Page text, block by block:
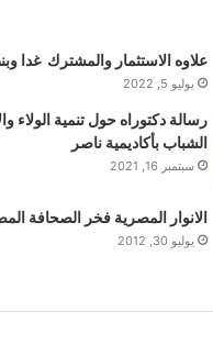
علاوه الاستثمار والمشترك غدا
يوليو 5, 2022
رسالة دكتوراه حول تنمية الولاء
الشباب بأكاديمية ناصر
سبتمبر 16, 2021
الانوار المصرية فخر الصحافة
يوليو 30, 2012